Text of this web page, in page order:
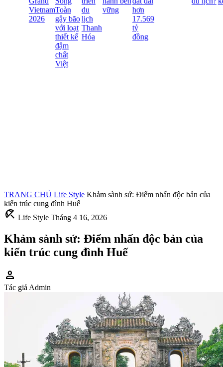
Vietnam
2026
Toàn
gây bão
với loạt
thiết kế
đậm
chất
Việt
du
lịch
Thanh
Hóa
vững
hơn
17.569
tỷ
đồng
TRANG CHỦ Life Style Khảm sành sứ: Điểm nhấn độc bản của
kiến trúc cung đình Huế
beach_access Life Style Tháng 4 16, 2026
Khảm sành sứ: Điểm nhấn độc bản của
kiến trúc cung đình Huế
person
Tác giả Admin